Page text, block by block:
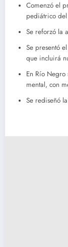
Comenzó el
pediátrico
Se reforzó la
Se presentó el
que incluirá
En Río
mental, con
Se rediseñó